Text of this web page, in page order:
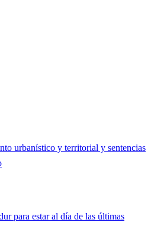
urbanístico y territorial y sentencias
para estar al día de las últimas